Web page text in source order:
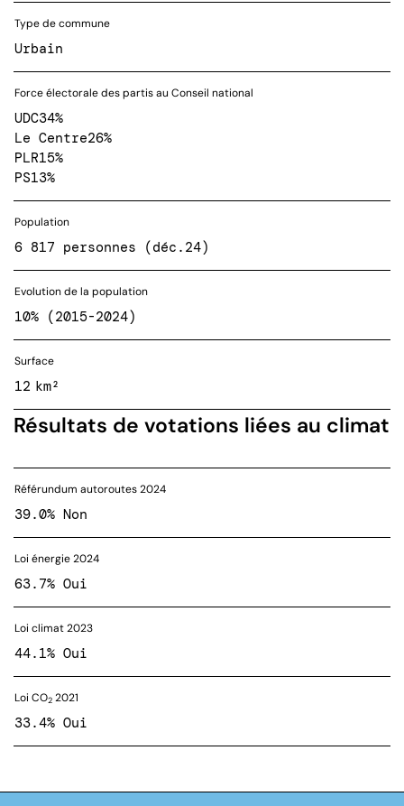
Type de commune
Urbain
Force électorale des partis au Conseil national
UDC34%
Le Centre26%
PLR15%
PS13%
Population
6 817 personnes (déc.24)
Evolution de la population
10% (2015-2024)
Surface
12 km²
Résultats de votations liées au climat
Référundum autoroutes 2024
39.0% Non
Loi énergie 2024
63.7% Oui
Loi climat 2023
44.1% Oui
Loi CO2 2021
33.4% Oui